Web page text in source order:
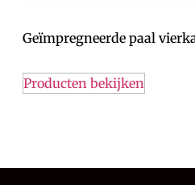
Geïmpregneerde paal
Producten bekijken